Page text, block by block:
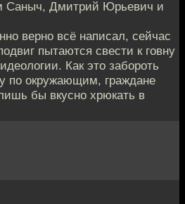
Саныч, Дмитрий Юрьевич и
верно всё написал, сейчас
пытаются свести к говну
Как это забороть
по окружающим, граждане
бы вкусно хрюкать в